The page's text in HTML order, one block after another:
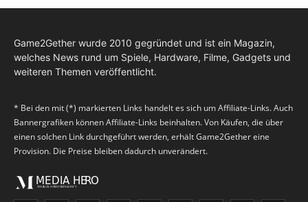
Game2Gether wurde 2010 gegründet und ist ein Magazin,
welches News rund um Spiele, Hardware, Filme, Gadgets und
weiteren Themen veröffentlicht.
* Bei den mit (*) markierten Links handelt es sich um Affiliate-Links. Auch
Bannergrafiken können Affiliate-Links beinhalten. Von Käufen, die über
einen solchen Link durchgeführt werden, erhält Game2Gether eine
Provision. Die Preise bleiben dadurch unverändert.